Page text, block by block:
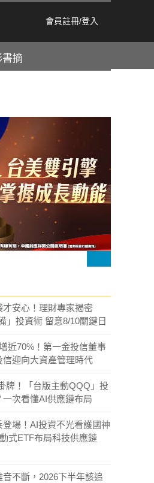
會員註冊/登入
摘
才安心！理財專家揭密
」投資術 留意8/10關鍵日
近70%！第一金投信董事
信迎向大資產管理時代
牌！「台版主動QQQ」投
次看懂AI供應鏈布局
登場！AI投資不光看護國神
式ETF布局科技供應鏈
不斷，2026下半年該追